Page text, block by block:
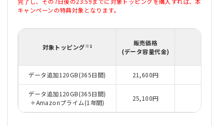
キャンペーンの特典対象となります。
対象トッピング※1
販売価格
(データ容量代金)
データ追加120GB(365日間) 21,600円
データ追加120GB(365日間)
＋Amazonプライム(1年間)
25,100円 4,320